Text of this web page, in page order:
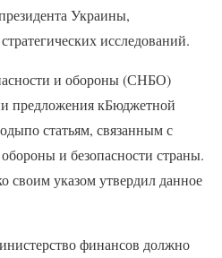
Украины,
исследований.
и обороны (СНБО)
предложения кБюджетной
статьям, связанным с
и безопасности страны.
своим указом утвердил данное
финансов должно